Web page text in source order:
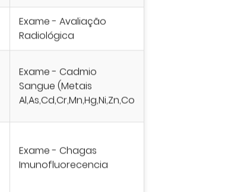
Exame - Avaliação
Radiológica
Exame - Cadmio
Sangue (Metais
Al,As,Cd,Cr,Mn,Hg,Ni,Zn,Co
Exame - Chagas
Imunofluorecencia